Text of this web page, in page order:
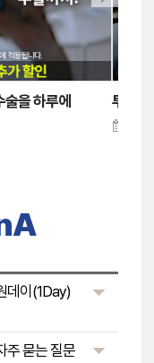
159만원~
데이(1Day)
주 묻는 질문